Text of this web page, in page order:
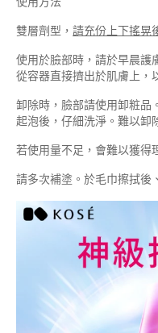
雙層劑型， 請充份上下搖晃
使用於臉部時，請於早晨護
從容器直接擠出於肌膚上，
卸除時，臉部請使用卸粧品
起泡後，仔細洗淨。難以卸
若使用量不足，會難以獲得
請多次補塗。於毛巾擦拭後